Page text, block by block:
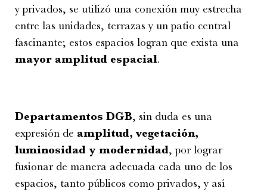
y privados, se utilizó una conexión muy estrecha
entre las unidades, terrazas y un patio central
fascinante; estos espacios logran que exista una
mayor amplitud espacial.
Departamentos DGB, sin duda es una
expresión de amplitud, vegetación,
luminosidad y modernidad, por lograr
fusionar de manera adecuada cada uno de los
espacios, tanto públicos como privados, y así